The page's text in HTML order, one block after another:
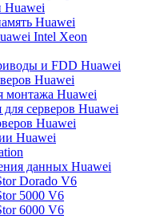
Huawei
Huawei
Intel Xeon
и FDD Huawei
Huawei
монтажа Huawei
серверов Huawei
Huawei
Huawei
данных Huawei
Dorado V6
5000 V6
6000 V6